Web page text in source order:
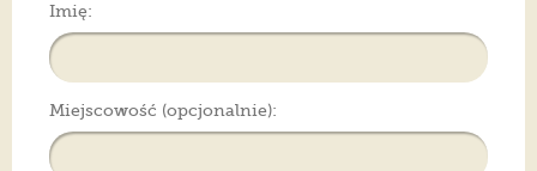
Imię:
Miejscowość (opcjonalnie):